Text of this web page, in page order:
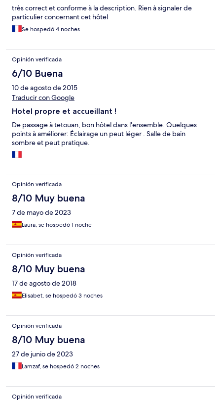
très correct et conforme à la description. Rien à signaler de
particulier concernant cet hôtel
Se hospedó 4 noches
Opinión verificada
6/10 Buena
10 de agosto de 2015
Traducir con Google
Hotel propre et accueillant !
De passage à tetouan, bon hôtel dans l'ensemble. Quelques
points à améliorer: Éclairage un peut léger . Salle de bain
sombre et peut pratique.
Opinión verificada
8/10 Muy buena
7 de mayo de 2023
Laura, se hospedó 1 noche
Opinión verificada
8/10 Muy buena
17 de agosto de 2018
Elisabet, se hospedó 3 noches
Opinión verificada
8/10 Muy buena
27 de junio de 2023
Lamzaf, se hospedó 2 noches
Opinión verificada